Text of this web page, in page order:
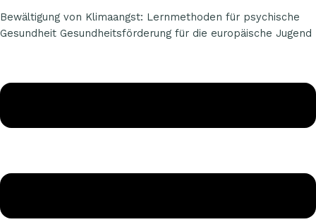
Bewältigung von Klimaangst: Lernmethoden für psychische
Gesundheit Gesundheitsförderung für die europäische Jugend